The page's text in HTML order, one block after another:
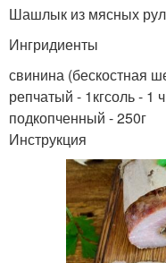
Шашлык из мясных
Ингридиенты
свинина (бескостная
репчатый - 1кгсоль - 1
подкопченный - 250г
Инструкция